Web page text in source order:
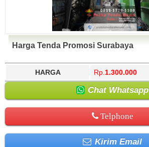
Harga Tenda Promosi Surabaya
HARGA Rp. 1.300.000
Chat Whatsapp
Telphone
Kirim Email